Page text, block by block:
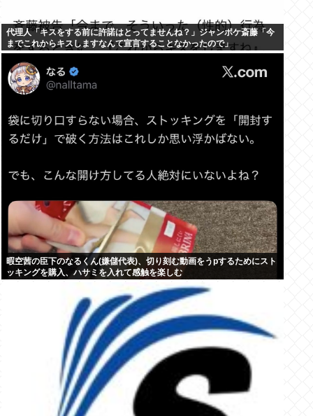
代理人「キスをする前に許諾はとってませんね？」ジャンポケ斎藤「今
までこれからキスしますなんて宣言することなかったので」
暇空茜の臣下のなるくん(嫌儲代表)、切り刻む動画をうpするためにスト
ッキングを購入、ハサミを入れて感触を楽しむ